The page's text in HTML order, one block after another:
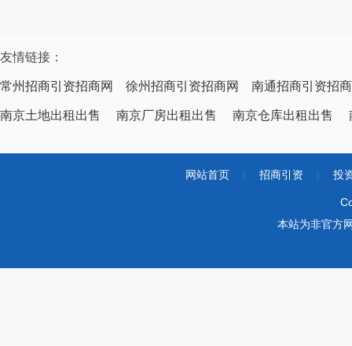
友情链接：
常州招商引资招商网 徐州招商引资招商网 南通招商引资招
南京土地出租出售 南京厂房出租出售 南京仓库出租出售
网站首页 招商引资 投
本站为非官方